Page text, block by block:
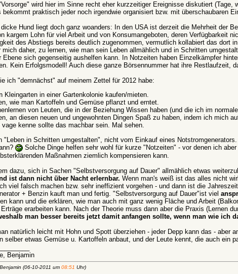
wird hier im Sinne recht eher kurzzeitiger Ereignisse diskutiert (Tage,
bekommt praktisch jeder noch irgendwie organisiert bzw. mit überschaubaren
Hund liegt doch ganz woanders: In den USA ist derzeit die Mehrheit der
kargem Lohn für viel Arbeit und von Konsumangeboten, deren Verfügbarkeit
des Abstiegs bereits deutlich zugenommen, vermutlich kollabiert das dort
mich daher, zu lernen, wie man sein Leben allmählich und in Schritten
Ebene sich gegenseitig aushelfen kann. In Notzeiten haben Einzelkämpfer
Kein Erfolgsmodell! Auch diese ganze Börsennummer hat ihre Restlaufzeit,
ich "demnächst" auf meinem Zettel für 2012 habe:
Kleingarten in einer Gartenkolonie kaufen/mieten.
wie man Kartoffeln und Gemüse pflanzt und erntet.
von Leuten, die in der Beziehung Wissen haben (und die ich im
an diesen neuen und ungewohnten Dingen Spaß zu haben, indem ich mich
vage kenne sollte das machbar sein. Mal sehen.
"Leben in Schritten umgestalten", nicht vom Einkauf eines
Solche Dinge helfen sehr wohl für kurze "Notzeiten" - vor denen ich
Maßnahmen ziemlich kompensieren kann.
dazu, sich in Sachen "Selbstversorgung auf Dauer" allmählich etwas
ist dann nicht über Nacht erlernbar. Wenn man's weiß ist das alles nicht
viel falsch machen bzw. sehr ineffizient vorgehen - und dann ist die
+ Benzin kauft man und fertig. "Selbstversorgung auf Dauer"ist viel
kann und die erklären, wie man auch mit ganz wenig Fläche und Arbeit
erarbeiten kann. Nach der Theorie muss dann aber die Praxis (Lernen
man besser bereits jetzt damit anfangen sollte, wenn man wie ich
natürlich leicht mit Hohn und Spott überziehen - jeder Depp kann das - aber
selber etwas Gemüse u. Kartoffeln anbaut, und der Leute kennt, die auch ein
Benjamin
(06-10-2011 um 08:51 Uhr)